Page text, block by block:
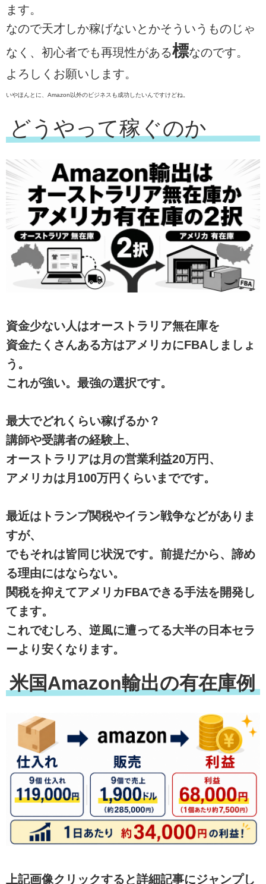
ます。
なので天才しか稼げないとかそういうものじゃ
なく、初心者でも再現性がある標なのです。
よろしくお願いします。
いやほんとに、Amazon以外のビジネスも成功したいんですけどね。
どうやって稼ぐのか
資金少ない人はオーストラリア無在庫を
資金たくさんある方はアメリカにFBAしましょ
う。
これが強い。最強の選択です。
最大でどれくらい稼げるか？
講師や受講者の経験上、
オーストラリアは月の営業利益20万円、
アメリカは月100万円くらいまでです。
最近はトランプ関税やイラン戦争などがありま
すが、
でもそれは皆同じ状況です。前提だから、諦め
る理由にはならない。
関税を抑えてアメリカFBAできる手法を開発し
てます。
これでむしろ、逆風に遭ってる大半の日本セラ
ーより安くなります。
米国Amazon輸出の有在庫例
上記画像クリックすると詳細記事にジャンプし